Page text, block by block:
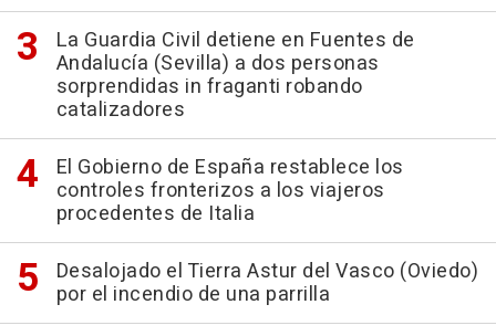
La Guardia Civil detiene en Fuentes de
Andalucía (Sevilla) a dos personas
sorprendidas in fraganti robando
catalizadores
El Gobierno de España restablece los
controles fronterizos a los viajeros
procedentes de Italia
Desalojado el Tierra Astur del Vasco (Oviedo)
por el incendio de una parrilla